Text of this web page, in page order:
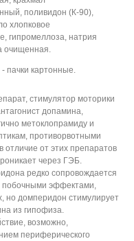
поливидон (К-90),
хлопковое
гипромеллоза, натрия
очищенная.
пачки картонные.
стимулятор моторики
допамина,
метоклопрамиду и
противорвотными
отличие от этих препаратов
через ГЭБ.
редко сопровождается
побочными эффектами,
но домперидон стимулирует
из гипофиза.
возможно,
периферического